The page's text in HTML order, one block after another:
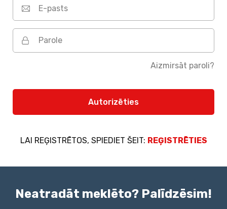
Aizmirsāt paroli?
Autorizēties
LAI REĢISTRĒTOS, SPIEDIET ŠEIT: REĢISTRĒTIES
Neatradāt meklēto? Palīdzēsim!